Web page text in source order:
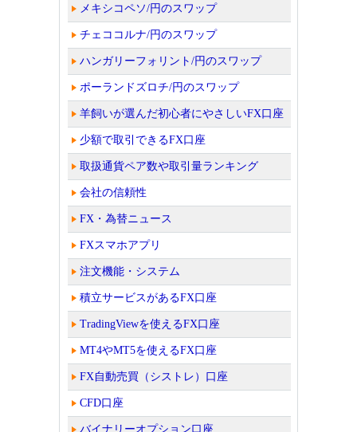
メキシコペソ/円のスワップ
チェココルナ/円のスワップ
ハンガリーフォリント/円のスワップ
ポーランドズロチ/円のスワップ
羊飼いが選んだ初心者にやさしいFX口座
少額で取引できるFX口座
取扱通貨ペア数や取引量ランキング
会社の信頼性
FX・為替ニュース
FXスマホアプリ
注文機能・システム
積立サービスがあるFX口座
TradingViewを使えるFX口座
MT4やMT5を使えるFX口座
FX自動売買（シストレ）口座
CFD口座
バイナリーオプション口座